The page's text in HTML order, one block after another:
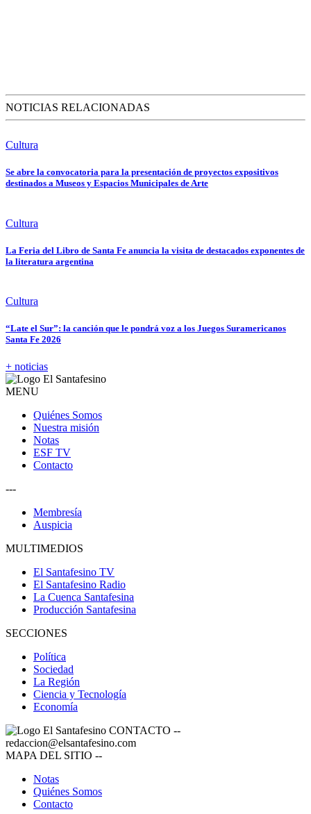
NOTICIAS RELACIONADAS
Cultura
Se abre la convocatoria para la presentación de proyectos expositivos
destinados a Museos y Espacios Municipales de Arte
Cultura
La Feria del Libro de Santa Fe anuncia la visita de destacados exponentes de
la literatura argentina
Cultura
“Late el Sur”: la canción que le pondrá voz a los Juegos Suramericanos
Santa Fe 2026
+ noticias
MENU
Quiénes Somos
Nuestra misión
Notas
ESF TV
Contacto
---
Membresía
Auspicia
MULTIMEDIOS
El Santafesino TV
El Santafesino Radio
La Cuenca Santafesina
Producción Santafesina
SECCIONES
Política
Sociedad
La Región
Ciencia y Tecnología
Economía
CONTACTO --
redaccion@elsantafesino.com
MAPA DEL SITIO --
Notas
Quiénes Somos
Contacto